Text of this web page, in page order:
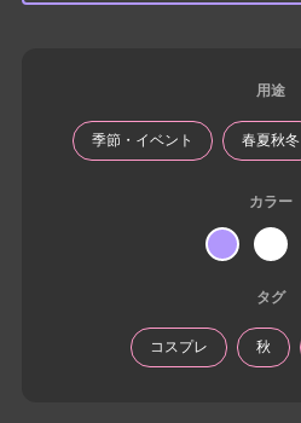
用途
季節・イベント 春夏秋冬
カラー
タグ
コスプレ 秋